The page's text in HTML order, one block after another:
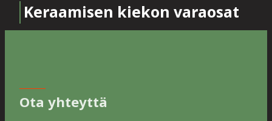
Keraamisen kiekon varaosat
Ota yhteyttä